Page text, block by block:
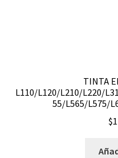
TINTA
L110/L120/L210/L220/
55/L565/L575/
$